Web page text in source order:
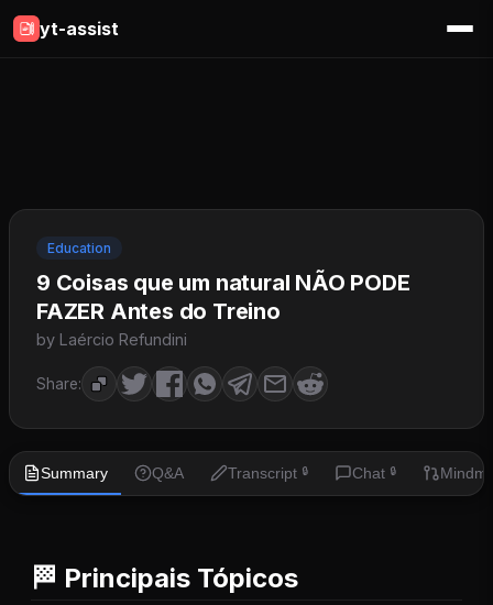
yt-assist
Education
9 Coisas que um natural NÃO PODE
FAZER Antes do Treino
by Laércio Refundini
Share:
Summary Q&A Transcript 🔒 Chat 🔒
🏁 Principais Tópicos